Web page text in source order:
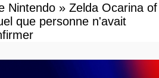
Nintendo » Zelda Ocarina of
que personne n'avait